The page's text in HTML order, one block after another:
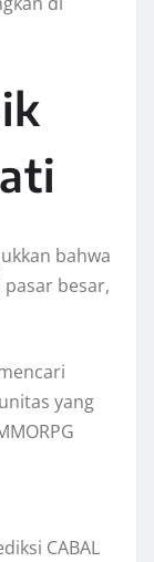
bahwa
pasar besar,
yang
CABAL